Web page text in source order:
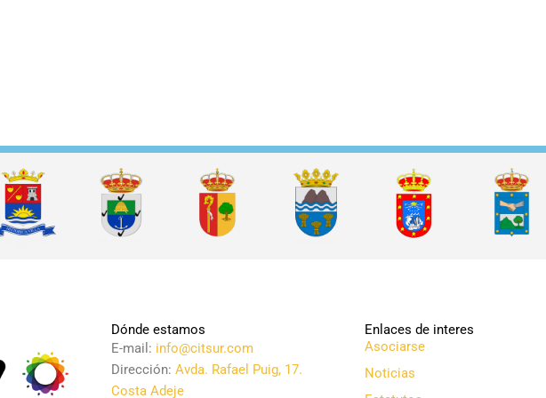
Dónde estamos
E-mail: info@citsur.com
Dirección: Avda. Rafael Puig, 17.
Costa Adeje
Enlaces de interes
Asociarse
Noticias